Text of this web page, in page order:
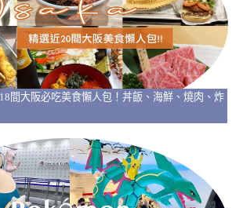
間大阪必吃美食懶人包！丼飯、海鮮、燒肉、炸